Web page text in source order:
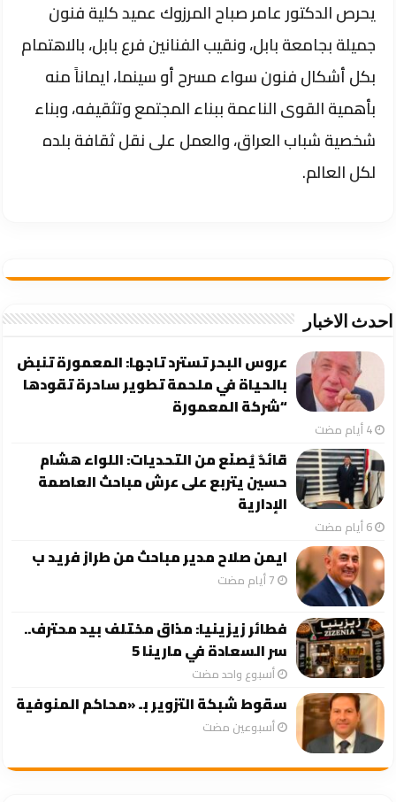
يحرص الدكتور عامر صباح المرزوك عميد كلية فنون
جميلة بجامعة بابل، ونقيب الفنانين فرع بابل، بالاهتمام
بكل أشكال فنون سواء مسرح أو سينما، ايماناً منه
بأهمية القوى الناعمة ببناء المجتمع وتثقيفه، وبناء
شخصية شباب العراق، والعمل على نقل ثقافة بلده
لكل العالم.
احدث الاخبار
عروس البحر تسترد تاجها: المعمورة تنبض
بالحياة في ملحمة تطوير ساحرة تقودها
“شركة المعمورة
‏4 أيام مضت
قائدٌ يُصنَع من التحديات: اللواء هشام
حسين يتربع على عرش مباحث العاصمة
الإدارية
‏6 أيام مضت
ايمن صلاح مدير مباحث من طراز فريد ب
فطائر زيزينيا: مذاق مختلف بيد محترف..
سر السعادة في مارينا 5
‏أسبوع واحد مضت
سقوط شبكة التزوير بـ «محاكم المنوفية
‏أسبوعين مضت